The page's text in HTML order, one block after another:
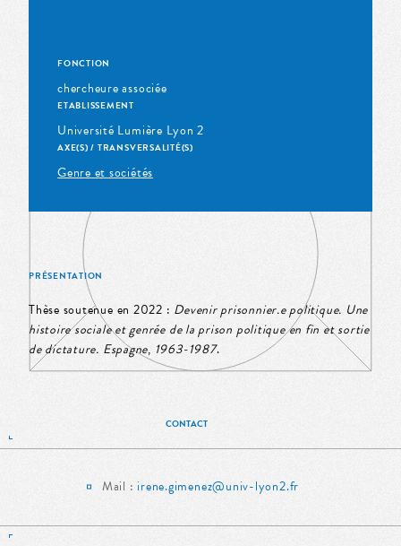
FONCTION
chercheure associée
ETABLISSEMENT
Université Lumière Lyon 2
AXE(S) / TRANSVERSALITÉ(S)
Genre et sociétés
PRÉSENTATION
Thèse soutenue en 2022 : Devenir prisonnier.e politique. Une
histoire sociale et genrée de la prison politique en fin et sortie
de dictature. Espagne, 1963-1987.
CONTACT
Mail : irene.gimenez@univ-lyon2.fr